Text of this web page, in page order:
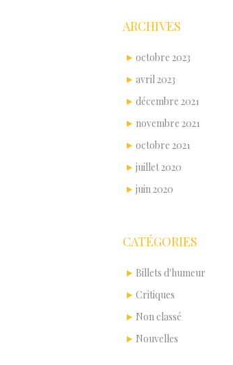
ARCHIVES
octobre 2023
avril 2023
décembre 2021
novembre 2021
octobre 2021
juillet 2020
juin 2020
CATÉGORIES
Billets d'humeur
Critiques
Non classé
Nouvelles